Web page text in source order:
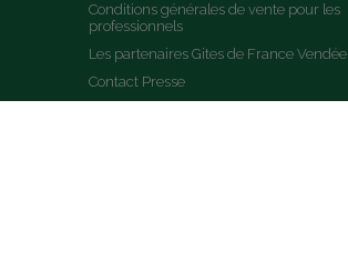
Conditions générales de vente pour les
professionnels
Les partenaires Gites de France Vendée
Contact Presse